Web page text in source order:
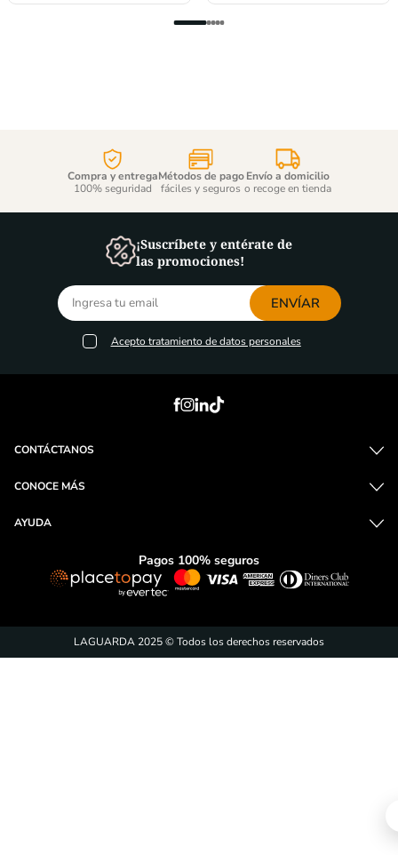
Compra y entrega
100% seguridad
Métodos de pago
fáciles y seguros
Envío a domicilio
o recoge en tienda
¡Suscríbete y entérate de
las promociones!
ENVÍAR
Acepto tratamiento de datos personales
CONTÁCTANOS
CONOCE MÁS
AYUDA
Pagos 100% seguros
LAGUARDA 2025 © Todos los derechos reservados